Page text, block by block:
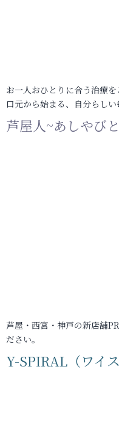
お一人おひとりに合う治療を
口元から始まる、自分らしい
芦屋人~あしやび
芦屋・西宮・神戸の新店舗
ださい。
Y-SPIRAL（ワイ